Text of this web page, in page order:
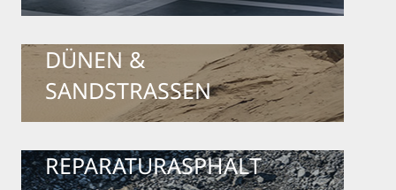
DÜNEN &
SANDSTRASSEN
REPARATURASPHALT